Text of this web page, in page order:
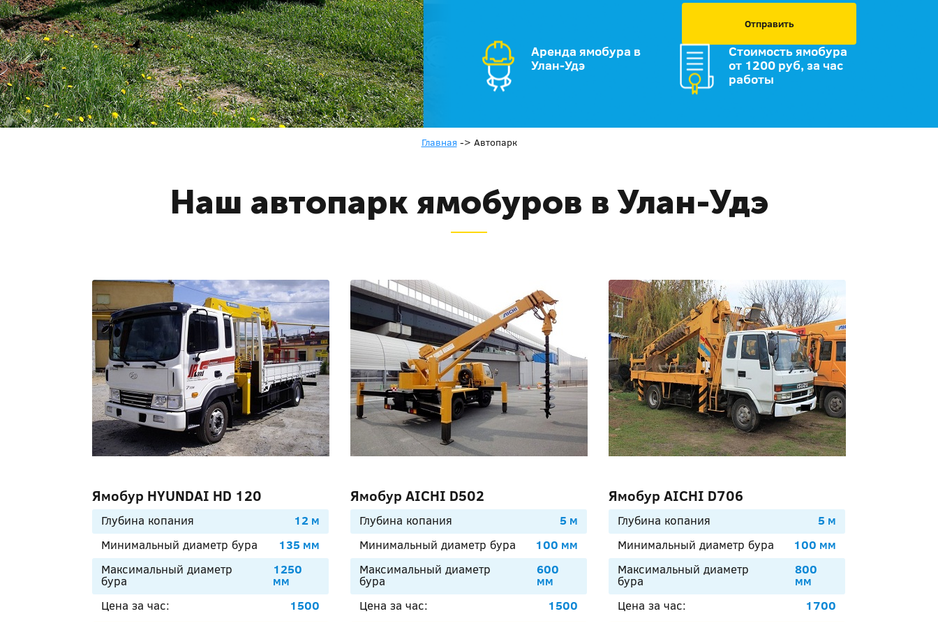
Отправить
Аренда ямобура в
Улан-Удэ
Стоимость ямобура
от 1200 руб, за час
работы
Главная -> Автопарк
Наш автопарк ямобуров в Улан-Удэ
Ямобур HYUNDAI HD 120
Глубина копания
12 м
Минимальный диаметр бура
135 мм
Максимальный диаметр
бура
1250
мм
Цена за час:
1500
Ямобур AICHI D502
Глубина копания
5 м
Минимальный диаметр бура
100 мм
Максимальный диаметр
бура
600
мм
Цена за час:
1500
Ямобур AICHI D706
Глубина копания
5 м
Минимальный диаметр бура
100 мм
Максимальный диаметр
бура
800
мм
Цена за час:
1700